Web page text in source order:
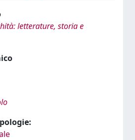
letterature, storia e